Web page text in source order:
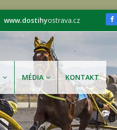
www.dostihyostrava.cz
MÉDIA KONTAKT